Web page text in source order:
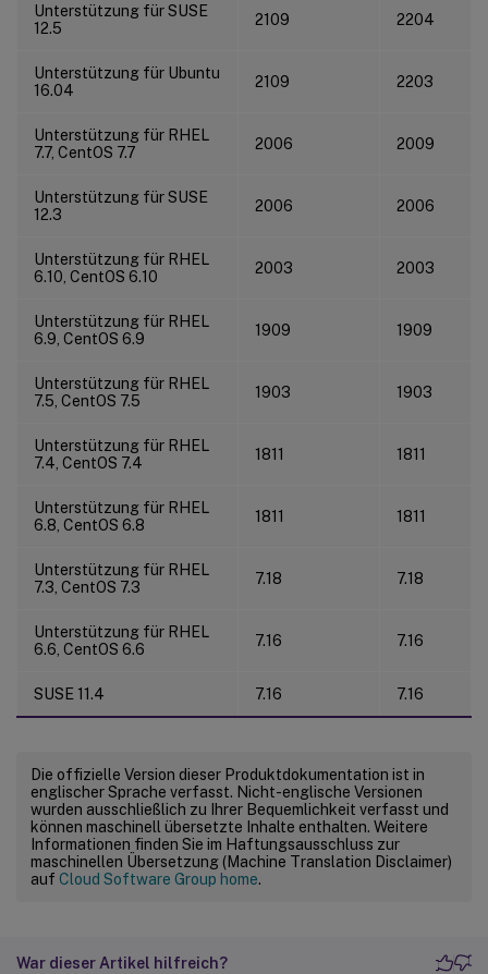
Unterstützung für SUSE
12.5
2109 2204
Unterstützung für Ubuntu
16.04
2109 2203
Unterstützung für RHEL
7.7, CentOS 7.7
2006 2009
Unterstützung für SUSE
12.3
2006 2006
Unterstützung für RHEL
6.10, CentOS 6.10
2003 2003
Unterstützung für RHEL
6.9, CentOS 6.9
1909 1909
Unterstützung für RHEL
7.5, CentOS 7.5
1903 1903
Unterstützung für RHEL
7.4, CentOS 7.4
1811 1811
Unterstützung für RHEL
6.8, CentOS 6.8
1811 1811
Unterstützung für RHEL
7.3, CentOS 7.3
7.18 7.18
Unterstützung für RHEL
6.6, CentOS 6.6
7.16 7.16
SUSE 11.4 7.16 7.16
Die offizielle Version dieser Produktdokumentation ist in
englischer Sprache verfasst. Nicht-englische Versionen
wurden ausschließlich zu Ihrer Bequemlichkeit verfasst und
können maschinell übersetzte Inhalte enthalten. Weitere
Informationen finden Sie im Haftungsausschluss zur
maschinellen Übersetzung (Machine Translation Disclaimer)
auf Cloud Software Group home.
War dieser Artikel hilfreich?